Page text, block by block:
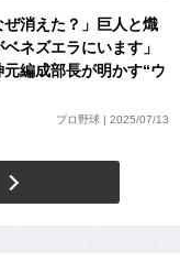
消えた？」巨人と熾
ネズエラにいます」
編成部長が明かす“ウ
プロ野球 | 2025/07/13